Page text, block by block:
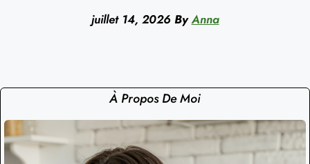
juillet 14, 2026 By Anna
À Propos De Moi